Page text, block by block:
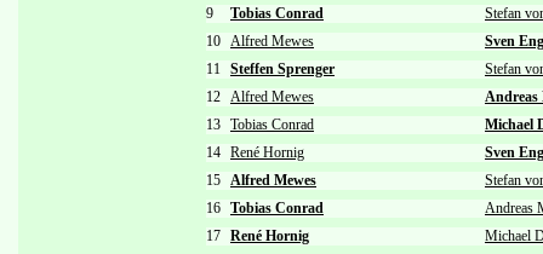
9
Tobias Conrad
Stefan
10 Alfred Mewes
Sven
11 Steffen Sprenger
Stefan
12 Alfred Mewes
Andreas
13 Tobias Conrad
Michael
14 René Hornig
Sven
15 Alfred Mewes
Stefan
16 Tobias Conrad
Andreas
17 René Hornig
Michael